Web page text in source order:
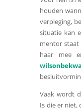
houden
verpleging,
situatie kan
mentor staat
haar mee
Vaak wordt
Is die er niet,